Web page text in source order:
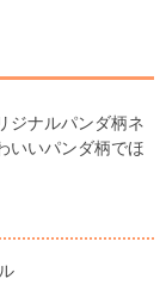
ジナルパンダ柄ネ
いいパンダ柄でほ